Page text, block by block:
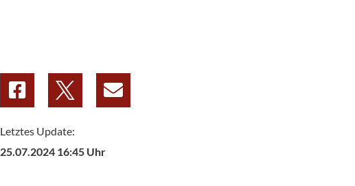
Letztes Update:
25.07.2024 16:45 Uhr